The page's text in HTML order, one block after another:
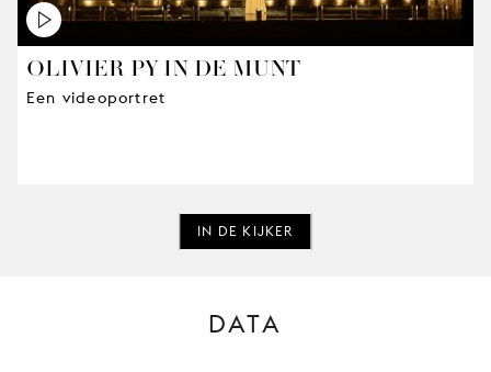
OLIVIER PY IN DE MUNT
Een videoportret
IN DE KIJKER
DATA